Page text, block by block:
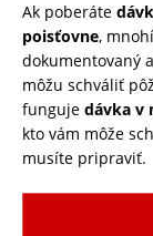
Ak poberáte
poisťovne,
dokumentovaný
môžu schváliť
funguje dávka v
kto vám môže
musíte pripraviť.